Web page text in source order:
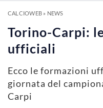
CALCIOWEB» NEWS
Torino-Carpi:
ufficiali
Ecco le formazioni
giornata del
Carpi